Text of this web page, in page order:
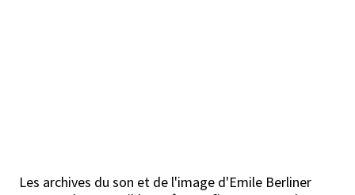
Les archives du son et de l'image d'Emile Berliner